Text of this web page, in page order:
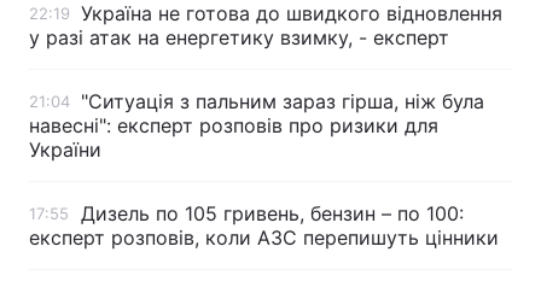
22:19
Україна не готова до швидкого відновлення
у разі атак на енергетику взимку, - експерт
21:04
"Ситуація з пальним зараз гірша, ніж була
навесні": експерт розповів про ризики для
України
17:55
Дизель по 105 гривень, бензин – по 100:
експерт розповів, коли АЗС перепишуть цінники